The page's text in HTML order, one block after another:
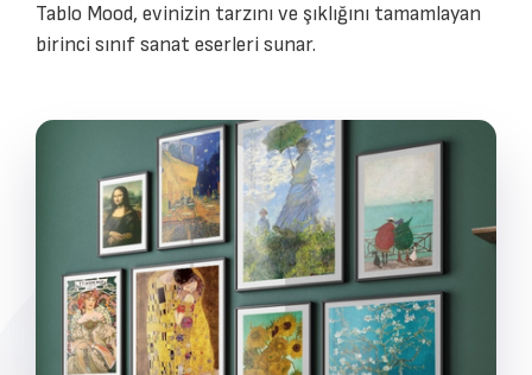
Tablo Mood, evinizin tarzını ve şıklığını tamamlayan
birinci sınıf sanat eserleri sunar.